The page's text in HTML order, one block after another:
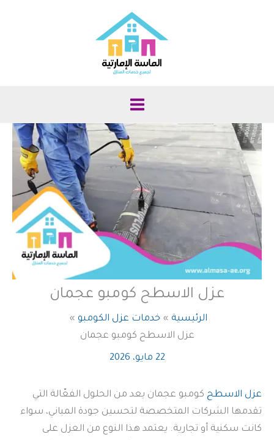
عزل الاسطح كومبو عجمان
الرئيسية
خدمات عزل الكومبو
عزل الاسطح كومبو عجمان
22 مايو، 2026
عزل الاسطح كومبو عجمان يعد من الحلول الفعّالة التي
تقدمها الشركات المتخصصة لتحسين جودة المباني، سواء
كانت سكنية أو تجارية. يعتمد هذا النوع من العزل على